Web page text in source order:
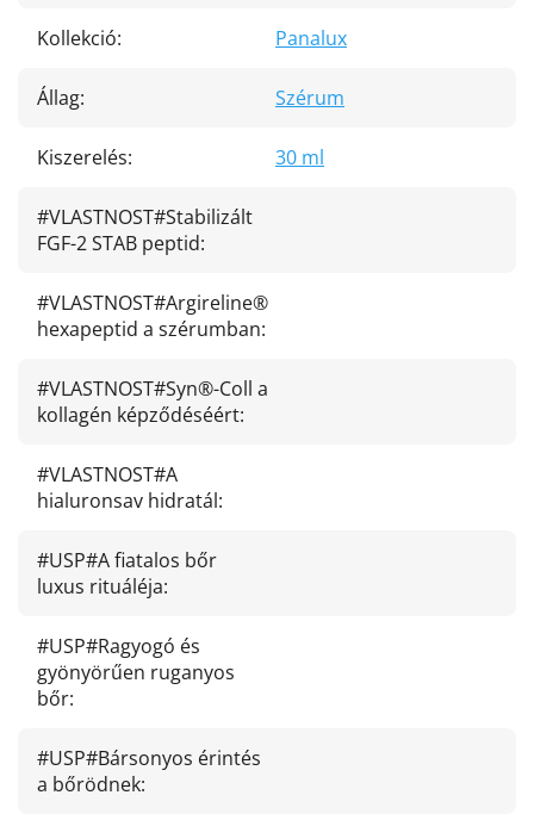
Kollekció: Panalux
Állag: Szérum
Kiszerelés: 30 ml
#VLASTNOST#Stabilizált
FGF-2 STAB peptid:
#VLASTNOST#Argireline®
hexapeptid a szérumban:
#VLASTNOST#Syn®-Coll a
kollagén képződéséért:
#VLASTNOST#A
hialuronsav hidratál:
#USP#A fiatalos bőr
luxus rituáléja:
#USP#Ragyogó és
gyönyörűen ruganyos
bőr:
#USP#Bársonyos érintés
a bőrödnek: